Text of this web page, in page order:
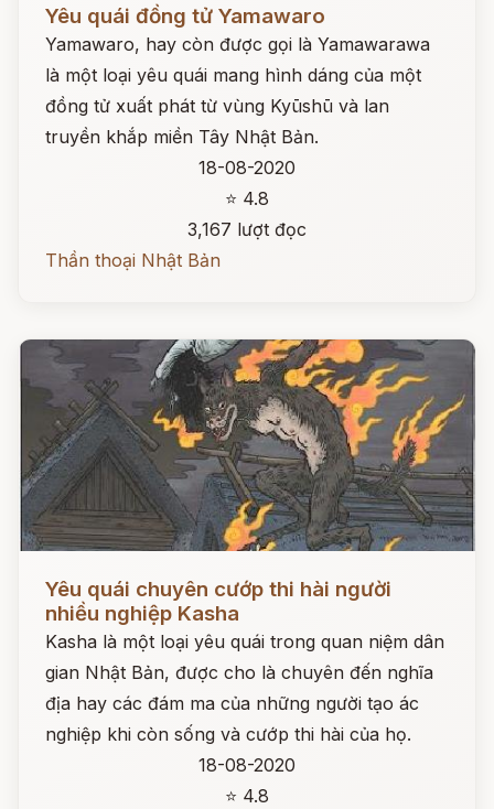
Yêu quái đồng tử Yamawaro
Yamawaro, hay còn được gọi là Yamawarawa
là một loại yêu quái mang hình dáng của một
đồng tử xuất phát từ vùng Kyūshū và lan
truyền khắp miền Tây Nhật Bản.
18-08-2020
⭐ 4.8
3,167 lượt đọc
Thần thoại Nhật Bản
Yêu quái chuyên cướp thi hài người
nhiều nghiệp Kasha
Kasha là một loại yêu quái trong quan niệm dân
gian Nhật Bản, được cho là chuyên đến nghĩa
địa hay các đám ma của những người tạo ác
nghiệp khi còn sống và cướp thi hài của họ.
18-08-2020
⭐ 4.8